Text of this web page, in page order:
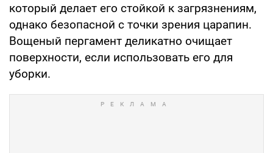
который делает его стойкой к загрязнениям,
однако безопасной с точки зрения царапин.
Вощеный пергамент деликатно очищает
поверхности, если использовать его для
уборки.